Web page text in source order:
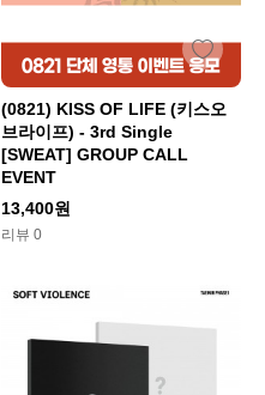
(0821) KISS OF LIFE (키스오
브라이프) - 3rd Single
[SWEAT] GROUP CALL
EVENT
13,400원
리뷰 0